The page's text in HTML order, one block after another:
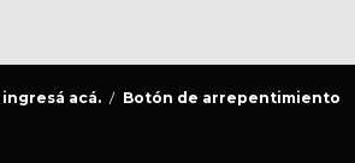
ingresá acá. / Botón de arrepentimiento